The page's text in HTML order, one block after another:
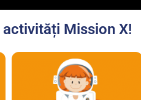
Mission X!